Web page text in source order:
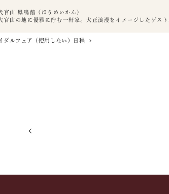
官山 鳳鳴館（ほうめいかん）
官山の地に優雅に佇む一軒家。大正浪漫をイメージしたゲスト
ダルフェア（使用しない）日程